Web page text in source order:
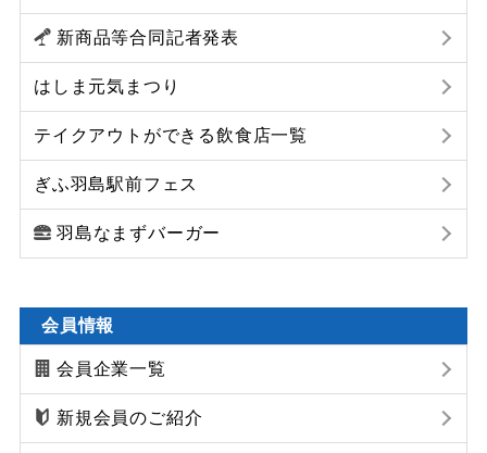
新商品等合同記者発表
はしま元気まつり
テイクアウトができる飲食店一覧
ぎふ羽島駅前フェス
羽島なまずバーガー
会員情報
会員企業一覧
新規会員のご紹介